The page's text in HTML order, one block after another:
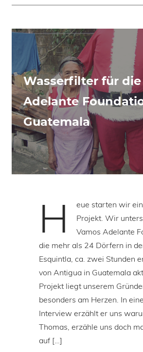
Wasserfilter für die
Adelante
Guatemala
H
eue starten wir
Projekt. Wir
Vamos Adelante
die mehr als 24 Dörfern in
Esquintla, ca. zwei Stunden
von Antigua in Guatemala
Projekt liegt unserem
besonders am Herzen. In
Interview erzählt er uns
Thomas, erzähle uns doch
auf […]